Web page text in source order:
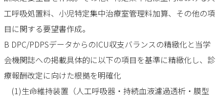
工呼吸処置料、小児特定集中治療室管理料加算、その他の項
目に関する要望書作成。
B DPC/PDPSデータからのICU収支バランスの精緻化と当学
会機関誌への掲載具体的に以下の項目を基準に精緻化し、診
療報酬改定に向けた根拠を明確化
(1)生命維持装置（人工呼吸器・持続血液濾過透析・膜型